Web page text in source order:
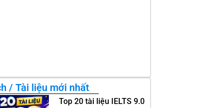
/ Tài liệu mới nhất
Top 20 tài liệu IELTS 9.0